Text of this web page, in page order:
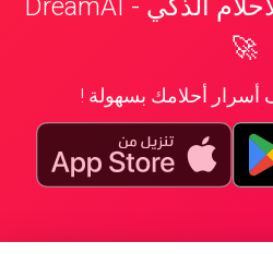
📱 تطبيق تفسير الأحلام الذكي - DreamAI
🚀
أسرار أحلامك بسهولة !